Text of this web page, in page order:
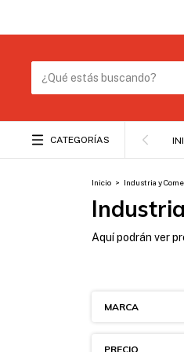
CATEGORÍAS
Inicio > Industria y
Aquí podrán ver
MARCA
PRECIO